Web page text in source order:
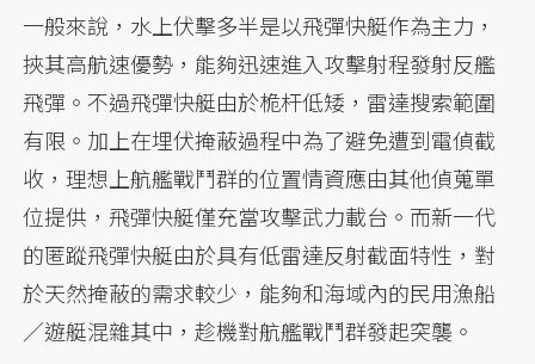
一般來說，水上伏擊多半是以飛彈快艇作為主力，
挾其高航速優勢，能夠迅速進入攻擊射程發射反艦
飛彈。不過飛彈快艇由於桅杆低矮，雷達搜索範圍
有限。加上在埋伏掩蔽過程中為了避免遭到電偵截
收，理想上航艦戰鬥群的位置情資應由其他偵蒐單
位提供，飛彈快艇僅充當攻擊武力載台。而新一代
的匿蹤飛彈快艇由於具有低雷達反射截面特性，對
於天然掩蔽的需求較少，能夠和海域內的民用漁船
／遊艇混雜其中，趁機對航艦戰鬥群發起突襲。